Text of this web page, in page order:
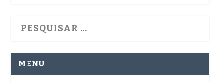
MENU